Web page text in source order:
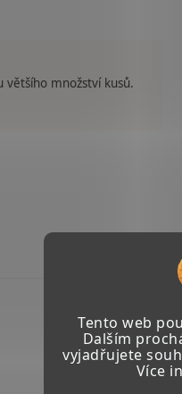
Tento web
Dalším
vyjadřujete
Více
množství kusů.